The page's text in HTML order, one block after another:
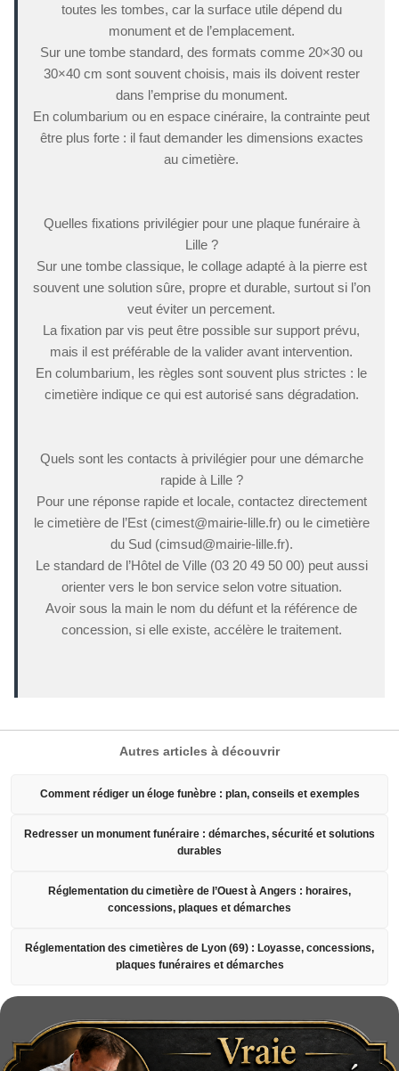
toutes les tombes, car la surface utile dépend du
monument et de l’emplacement.
Sur une tombe standard, des formats comme 20×30 ou
30×40 cm sont souvent choisis, mais ils doivent rester
dans l’emprise du monument.
En columbarium ou en espace cinéraire, la contrainte peut
être plus forte : il faut demander les dimensions exactes
au cimetière.
Quelles fixations privilégier pour une plaque funéraire à
Lille ?
Sur une tombe classique, le collage adapté à la pierre est
souvent une solution sûre, propre et durable, surtout si l’on
veut éviter un percement.
La fixation par vis peut être possible sur support prévu,
mais il est préférable de la valider avant intervention.
En columbarium, les règles sont souvent plus strictes : le
cimetière indique ce qui est autorisé sans dégradation.
Quels sont les contacts à privilégier pour une démarche
rapide à Lille ?
Pour une réponse rapide et locale, contactez directement
le cimetière de l’Est (cimest@mairie-lille.fr) ou le cimetière
du Sud (cimsud@mairie-lille.fr).
Le standard de l’Hôtel de Ville (03 20 49 50 00) peut aussi
orienter vers le bon service selon votre situation.
Avoir sous la main le nom du défunt et la référence de
concession, si elle existe, accélère le traitement.
Autres articles à découvrir
Comment rédiger un éloge funèbre : plan, conseils et exemples
Redresser un monument funéraire : démarches, sécurité et solutions
durables
Réglementation du cimetière de l’Ouest à Angers : horaires,
concessions, plaques et démarches
Réglementation des cimetières de Lyon (69) : Loyasse, concessions,
plaques funéraires et démarches